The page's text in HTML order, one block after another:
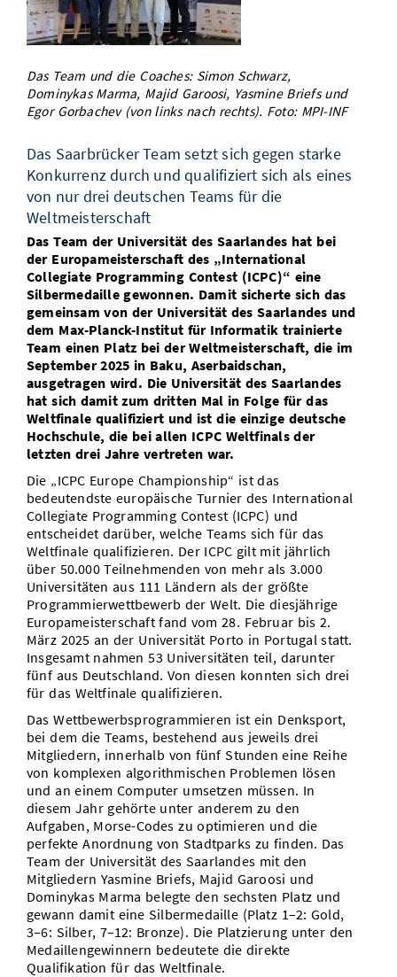
Vom Studium in den Beruf
Study Scheduler
Bibliothek
Start-ups
IT-Themenabend
Ranking
Preise, Auszeichnungen und Förderungen
Kontakt
SIC Merchandise
Anfahrt
AnsprechpartnerInnen, Personen, Forschungsgruppen
Termine, Vorträge und Veranstaltungen
Alumni
Das Team und die Coaches: Simon Schwarz,
Dominykas Marma, Majid Garoosi, Yasmine Briefs und
Egor Gorbachev (von links nach rechts). Foto: MPI-INF
Das Saarbrücker Team setzt sich gegen starke
Konkurrenz durch und qualifiziert sich als eines
von nur drei deutschen Teams für die
Weltmeisterschaft
Das Team der Universität des Saarlandes hat bei
der Europameisterschaft des „International
Collegiate Programming Contest (ICPC)“ eine
Silbermedaille gewonnen. Damit sicherte sich das
gemeinsam von der Universität des Saarlandes und
dem Max-Planck-Institut für Informatik trainierte
Team einen Platz bei der Weltmeisterschaft, die im
September 2025 in Baku, Aserbaidschan,
ausgetragen wird. Die Universität des Saarlandes
hat sich damit zum dritten Mal in Folge für das
Weltfinale qualifiziert und ist die einzige deutsche
Hochschule, die bei allen ICPC Weltfinals der
letzten drei Jahre vertreten war.
Die „ICPC Europe Championship“ ist das
bedeutendste europäische Turnier des International
Collegiate Programming Contest (ICPC) und
entscheidet darüber, welche Teams sich für das
Weltfinale qualifizieren. Der ICPC gilt mit jährlich
über 50.000 Teilnehmenden von mehr als 3.000
Universitäten aus 111 Ländern als der größte
Programmierwettbewerb der Welt. Die diesjährige
Europameisterschaft fand vom 28. Februar bis 2.
März 2025 an der Universität Porto in Portugal statt.
Insgesamt nahmen 53 Universitäten teil, darunter
fünf aus Deutschland. Von diesen konnten sich drei
für das Weltfinale qualifizieren.
Das Wettbewerbsprogrammieren ist ein Denksport,
bei dem die Teams, bestehend aus jeweils drei
Mitgliedern, innerhalb von fünf Stunden eine Reihe
von komplexen algorithmischen Problemen lösen
und an einem Computer umsetzen müssen. In
diesem Jahr gehörte unter anderem zu den
Aufgaben, Morse-Codes zu optimieren und die
perfekte Anordnung von Stadtparks zu finden. Das
Team der Universität des Saarlandes mit den
Mitgliedern Yasmine Briefs, Majid Garoosi und
Dominykas Marma belegte den sechsten Platz und
gewann damit eine Silbermedaille (Platz 1–2: Gold,
3–6: Silber, 7–12: Bronze). Die Platzierung unter den
Medaillengewinnern bedeutete die direkte
Qualifikation für das Weltfinale.